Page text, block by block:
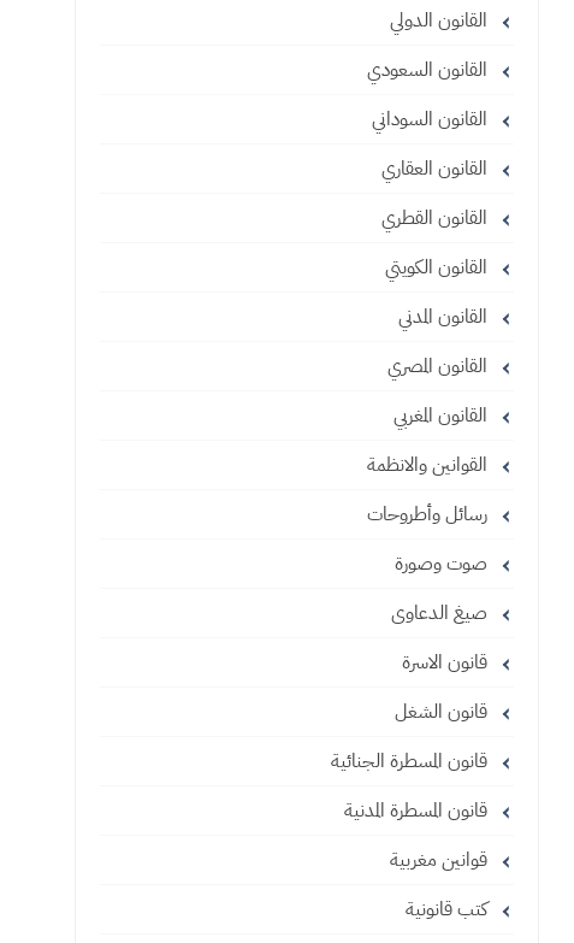
القانون الدولي
القانون السعودي
القانون السوداني
القانون العقاري
القانون القطري
القانون الكويتي
القانون المدني
القانون المصري
القانون المغربي
القوانين والانظمة
رسائل وأطروحات
صوت وصورة
صيغ الدعاوى
قانون الاسرة
قانون الشغل
قانون المسطرة الجنائية
قانون المسطرة المدنية
قوانين مغربية
كتب قانونية